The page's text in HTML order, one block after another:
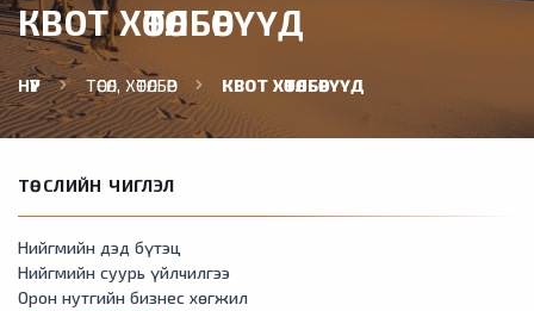
КВОТ ХӨТӨЛБӨРҮҮД
НҮҮР ТӨСӨЛ, ХӨТӨЛБӨР КВОТ ХӨТӨЛБӨРҮҮД
ТӨСЛИЙН ЧИГЛЭЛ
Нийгмийн дэд бүтэц
Нийгмийн суурь үйлчилгээ
Орон нутгийн бизнес хөгжил